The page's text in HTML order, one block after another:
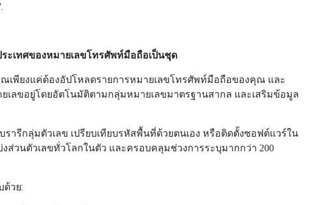
.
ะเทศของหมายเลขโทรศัพท์มือถือเป็นชุด
เพียงแค่ต้องอัปโหลดรายการหมายเลขโทรศัพท์มือถือของคุณ และ
เลขอยู่โดยอัตโนมัติตามกลุ่มหมายเลขมาตรฐานสากล และเสริมข้อมูล
ารีกลุ่มตัวเลข เปรียบเทียบรหัสพื้นที่ด้วยตนเอง หรือติดตั้งซอฟต์แวร์ใน
ส่วนตัวเลขทั่วโลกในตัว และครอบคลุมช่วงการระบุมากกว่า 200
ด้วย: